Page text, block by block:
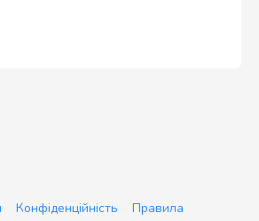
Конфіденційність Правила